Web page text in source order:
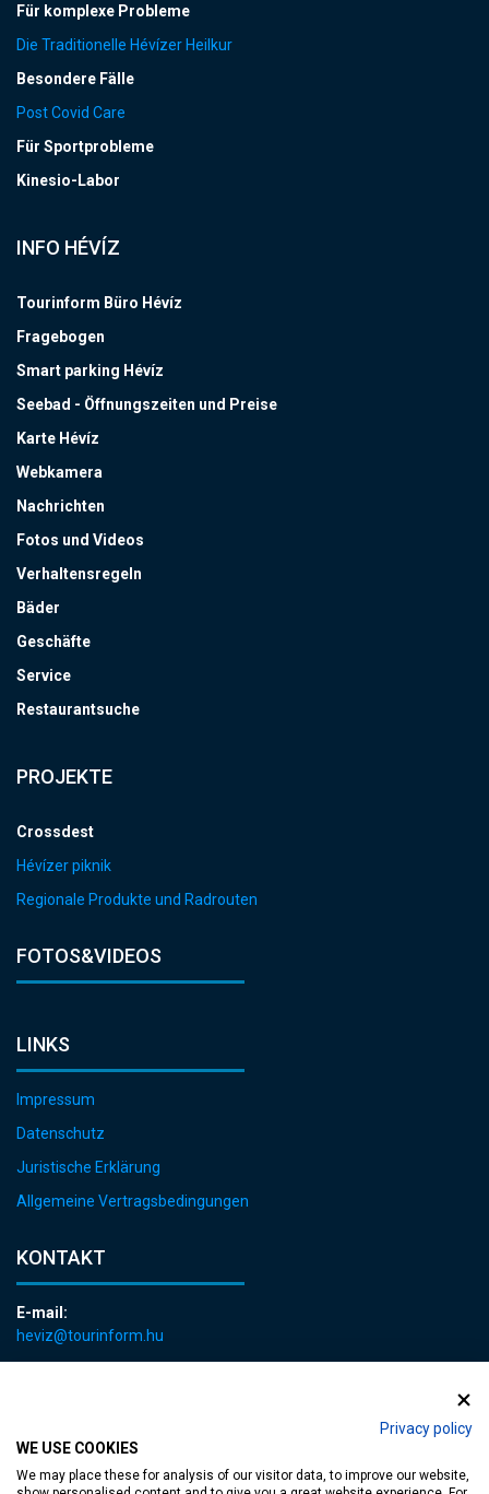
Privacy policy
WE USE COOKIES
We may place these for analysis of our visitor data, to improve our website,
Für komplexe Probleme
Die Traditionelle Hévízer Heilkur
Besondere Fälle
Post Covid Care
Für Sportprobleme
Kinesio-Labor
INFO HÉVÍZ
Tourinform Büro Hévíz
Fragebogen
Smart parking Hévíz
Seebad - Öffnungszeiten und Preise
Karte Hévíz
Webkamera
Nachrichten
Fotos und Videos
Verhaltensregeln
Bäder
Geschäfte
Service
Restaurantsuche
PROJEKTE
Crossdest
Hévízer piknik
Regionale Produkte und Radrouten
FOTOS&VIDEOS
LINKS
Impressum
Datenschutz
Juristische Erklärung
Allgemeine Vertragsbedingungen
KONTAKT
E-mail:
heviz@tourinform.hu